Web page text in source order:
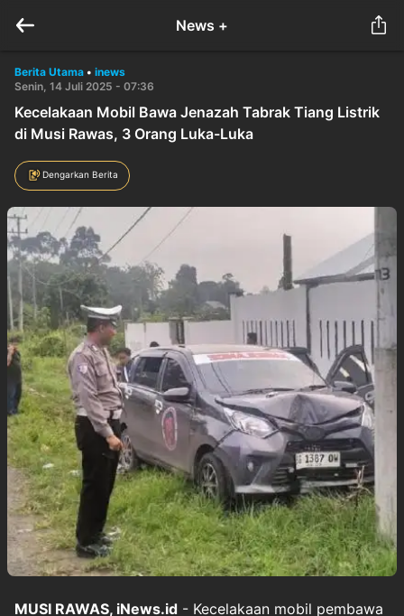
News +
Berita Utama • inews
Senin, 14 Juli 2025 - 07:36
Kecelakaan Mobil Bawa Jenazah Tabrak Tiang Listrik
di Musi Rawas, 3 Orang Luka-Luka
Dengarkan Berita
MUSI RAWAS, iNews.id - Kecelakaan mobil pembawa